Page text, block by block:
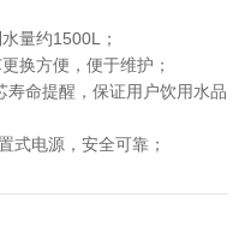
量约1500L；
换方便，便于维护；
命提醒，保证用户饮用水品
式电源，安全可靠；